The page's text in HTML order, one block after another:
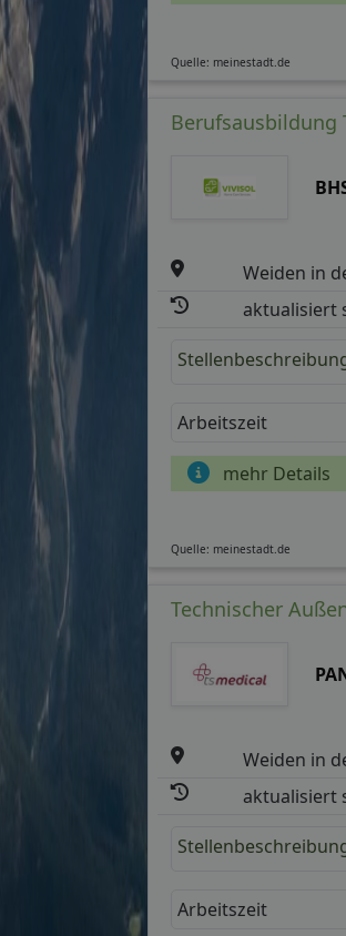
Quelle: meinestadt.de
Berufsausbildung
Weiden in
aktualisiert
Arbeitszeit
mehr Details
Quelle: meinestadt.de
Technischer
Weiden in
aktualisiert
Arbeitszeit